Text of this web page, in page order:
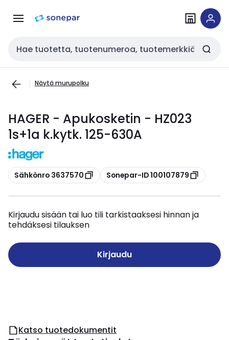
navigointiinsisältöön
Haku
Näytä murupolku
HAGER - Apukosketin - HZ023
1s+1a k.kytk. 125-630A
Kopioi
Sähkönro 3637570 Kopioi
Sonepar-ID 100107879
Kirjaudu sisään tai luo tili tarkistaaksesi hinnan ja
tehdäksesi tilauksen
Kirjaudu
Katso tuotedokumentit